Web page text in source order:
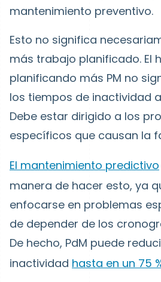
mantenimiento preventivo.
Esto no significa
más trabajo planificado. El
planificando más PM no
los tiempos de inactividad
Debe estar dirigido a los
específicos que causan la
El mantenimiento predictivo
manera de hacer esto, ya
enfocarse en problemas
de depender de los
De hecho, PdM puede
inactividad hasta en un 75